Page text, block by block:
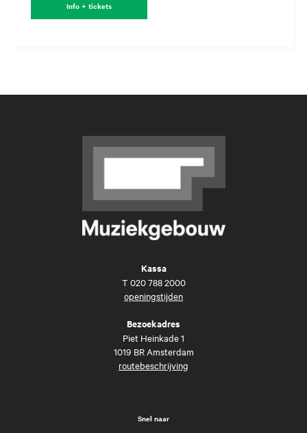
Info + tickets
Kassa
T 020 788 2000
openingstijden
Bezoekadres
Piet Heinkade 1
1019 BR Amsterdam
routebeschrijving
Snel naar